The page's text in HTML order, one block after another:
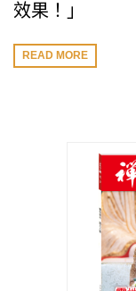
效果！」
READ MORE